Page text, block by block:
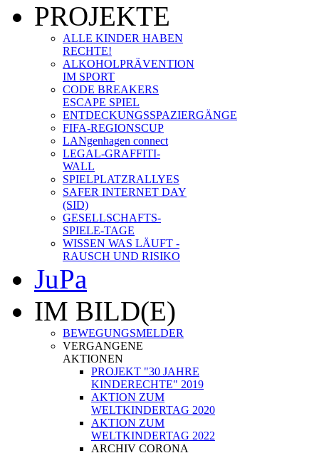
PROJEKTE
ALLE KINDER HABEN
RECHTE!
ALKOHOLPRÄVENTION
IM SPORT
CODE BREAKERS
ESCAPE SPIEL
ENTDECKUNGSSPAZIERGÄNGE
FIFA-REGIONSCUP
LANgenhagen connect
LEGAL-GRAFFITI-
WALL
SPIELPLATZRALLYES
SAFER INTERNET DAY
(SID)
GESELLSCHAFTS-
SPIELE-TAGE
WISSEN WAS LÄUFT -
RAUSCH UND RISIKO
JuPa
IM BILD(E)
BEWEGUNGSMELDER
VERGANGENE
AKTIONEN
PROJEKT "30 JAHRE
KINDERECHTE" 2019
AKTION ZUM
WELTKINDERTAG 2020
AKTION ZUM
WELTKINDERTAG 2022
ARCHIV CORONA